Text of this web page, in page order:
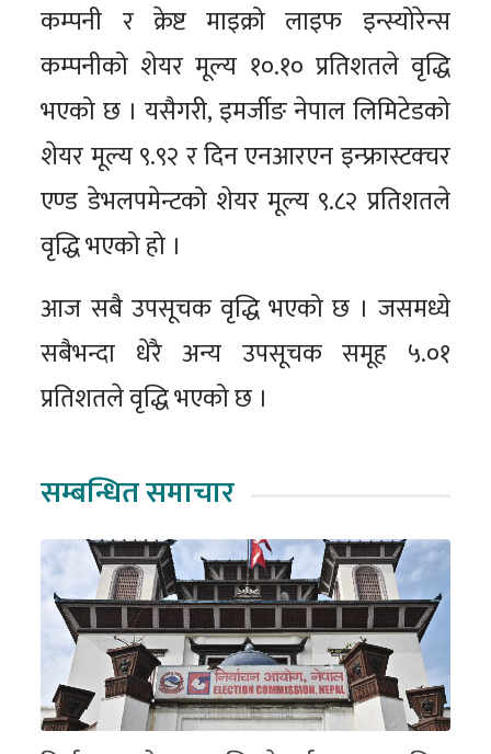
कम्पनी र क्रेष्ट माइक्रो लाइफ इन्स्योरेन्स
कम्पनीको शेयर मूल्य १०.१० प्रतिशतले वृद्धि
भएको छ । यसैगरी, इमर्जीङ नेपाल लिमिटेडको
शेयर मूल्य ९.९२ र दिन एनआरएन इन्फ्रास्टक्चर
एण्ड डेभलपमेन्टको शेयर मूल्य ९.८२ प्रतिशतले
वृद्धि भएको हो ।
आज सबै उपसूचक वृद्धि भएको छ । जसमध्ये
सबैभन्दा धेरै अन्य उपसूचक समूह ५.०१
प्रतिशतले वृद्धि भएको छ ।
सम्बन्धित समाचार